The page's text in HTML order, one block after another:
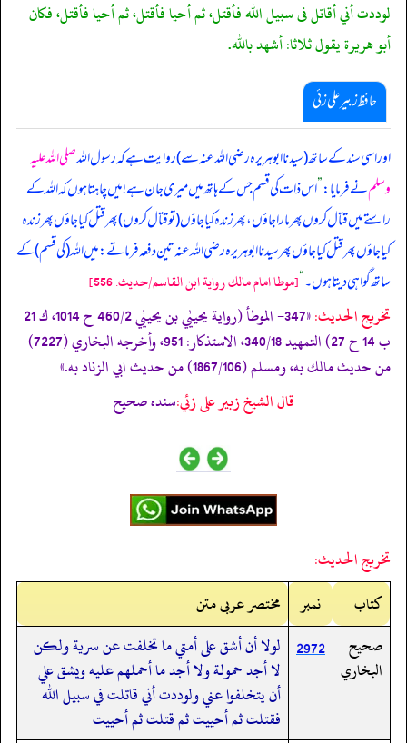
لوددت أني أقاتل فى سبيل الله فأقتل، ثم أحيا فأقتل، ثم أحيا فأقتل، فكان
أبو هريرة يقول ثلاثا: أشهد بالله.
حافظ زبیر علی زئی
اور اسی سند کے ساتھ (سیدنا ابوہریرہ رضی اللہ عنہ سے) روایت ہے کہ رسول اللہصلی اللہ علیہ
وسلمنے فرمایا:”اس ذات کی قسم جس کے ہاتھ میں میری جان ہے! میں چاہتا ہوں کہ اللہ کے
راستے میں قتال کروں پھر مارا جاؤں، پھر زندہ کیا جاؤں (تو قتال کروں) پھر قتل کیا جاؤں پھر زندہ
کیا جاؤں پھر قتل کیا جاؤں پھر سیدنا ابوہریرہ رضی اللہ عنہ تین دفعہ فرماتے: میں اللہ (کی قسم) کے
ساتھ گواہی دیتا ہوں۔“[موطا امام مالك رواية ابن القاسم/حدیث: 556]
تخریج الحدیث:
«347- الموطأ (رواية يحييٰي بن يحييٰي 460/2 ح 1014، ك 21
ب 14 ح 27) التمهيد 340/18، الاستذكار: 951، وأخرجه البخاري (7227)
من حديث مالك به، ومسلم (1867/106) من حديث ابي الزناد به.»
قال الشيخ زبير على زئي:سنده صحيح
تخريج الحديث:
کتاب
نمبر
مختصر عربی متن
صحيح
البخاري
2972 لولا أن أشق على أمتي ما تخلفت عن سرية ولكن
لا أجد حمولة ولا أجد ما أحملهم عليه ويشق علي
أن يتخلفوا عني ولوددت أني قاتلت في سبيل الله
فقتلت ثم أحييت ثم قتلت ثم أحييت